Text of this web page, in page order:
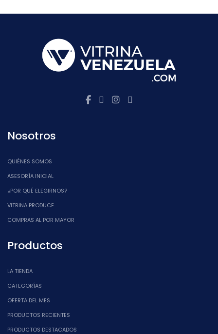
Nosotros
QUIÉNES SOMOS
ASESORÍA INICIAL
¿POR QUÉ ELEGIRNOS?
VITRINA PRODUCE
COMPRAS AL POR MAYOR
Productos
LA TIENDA
CATEGORÍAS
OFERTA DEL MES
PRODUCTOS RECIENTES
PRODUCTOS DESTACADOS